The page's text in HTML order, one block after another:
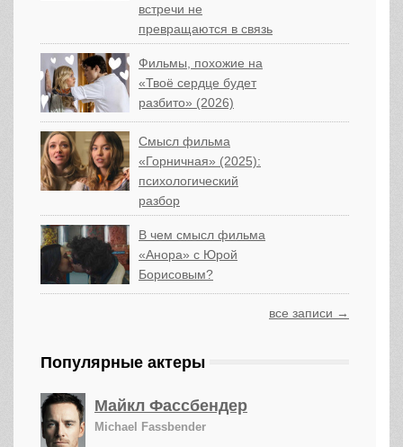
встречи не
превращаются в связь
Фильмы, похожие на
«Твоё сердце будет
разбито» (2026)
Смысл фильма
«Горничная» (2025):
психологический
разбор
В чем смысл фильма
«Анора» с Юрой
Борисовым?
все записи →
Популярные актеры
Майкл Фассбендер
Michael Fassbender